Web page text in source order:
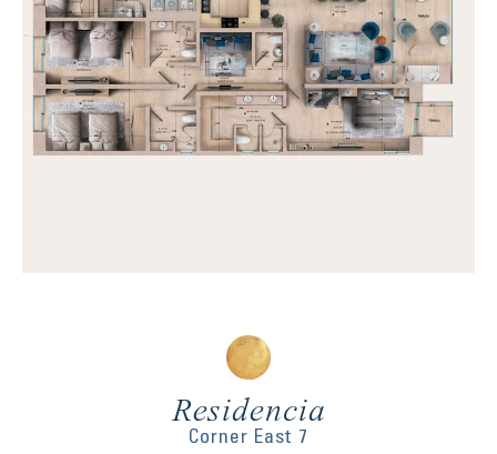
Residencia
Corner East 7